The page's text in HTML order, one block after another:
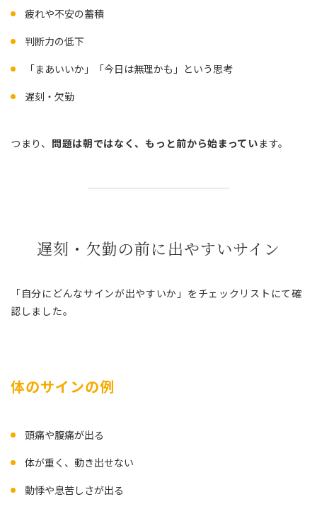
疲れや不安の蓄積
判断力の低下
「まあいいか」「今日は無理かも」という思考
遅刻・欠勤
つまり、 問題は朝ではなく、もっと前から始まっています。
遅刻・欠勤の前に出やすいサイン
「自分にどんなサインが出やすいか」をチェックリストにて確
認しました。
体のサインの例
頭痛や腹痛が出る
体が重く、動き出せない
動悸や息苦しさが出る